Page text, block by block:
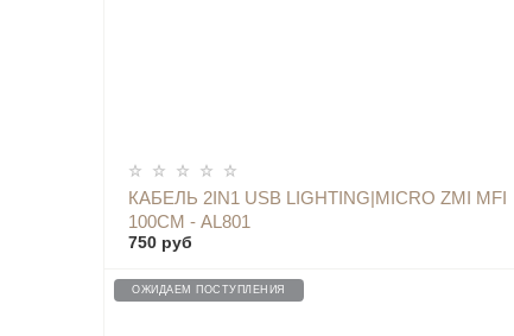
КАБЕЛЬ 2IN1 USB LIGHTING|MICRO ZMI MFI
100СМ - AL801
750 руб
ОПОВЕСТИТЬ
ОЖИДАЕМ ПОСТУПЛЕНИЯ